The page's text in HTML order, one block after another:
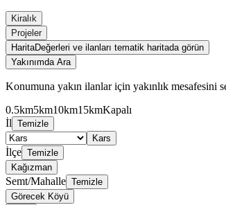
Kiralık
Projeler
HaritaDeğerleri ve ilanları tematik haritada görün
Yakınımda Ara
Konumuna yakın ilanlar için yakınlık mesafesini
0.5km5km10km15kmKapalı
İl Temizle
Kars
İlçe Temizle
Kağızman
Semt/Mahalle Temizle
Görecek Köyü